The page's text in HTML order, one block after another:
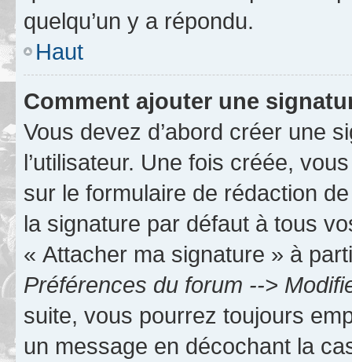
quelqu’un y a répondu.
Haut
Comment ajouter une
Vous devez d’abord créer une
l’utilisateur. Une fois créée,
sur le formulaire de rédaction
la signature par défaut à tous
« Attacher ma signature » à
Préférences du forum -->
suite, vous pourrez toujours
un message en décochant la